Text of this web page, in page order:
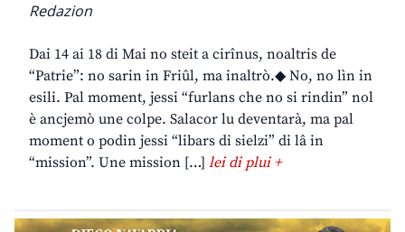
Redazion
Dai 14 ai 18 di Mai no steit a cirînus, noaltris de
“Patrie”: no sarin in Friûl, ma inaltrò.◆ No, no lìn in
esili. Pal moment, jessi “furlans che no si rindin” nol
è ancjemò une colpe. Salacor lu deventarà, ma pal
moment o podin jessi “libars di sielzi” di lâ in
“mission”. Une mission […] lei di plui +